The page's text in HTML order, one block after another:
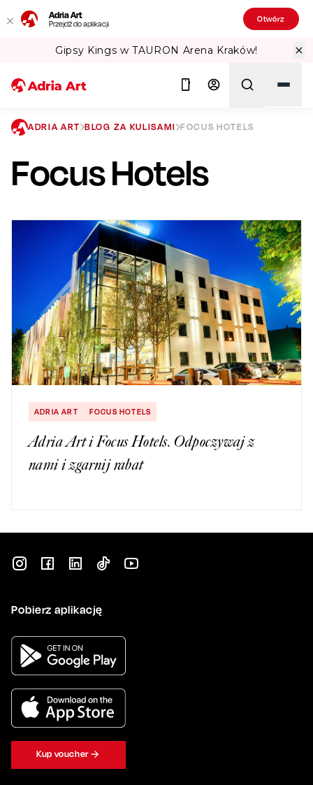
Adria Art
Przejdź do aplikacji Otwórz
Sprawdź Teatralne Lato w PKiN!
Szukaj
ADRIA ART BLOG ZA KULISAMI FOCUS HOTELS
Focus Hotels
ADRIA ART FOCUS HOTELS
Adria Art i Focus Hotels. Odpoczywaj z
nami i zgarnij rabat
Pobierz aplikację
Kup voucher